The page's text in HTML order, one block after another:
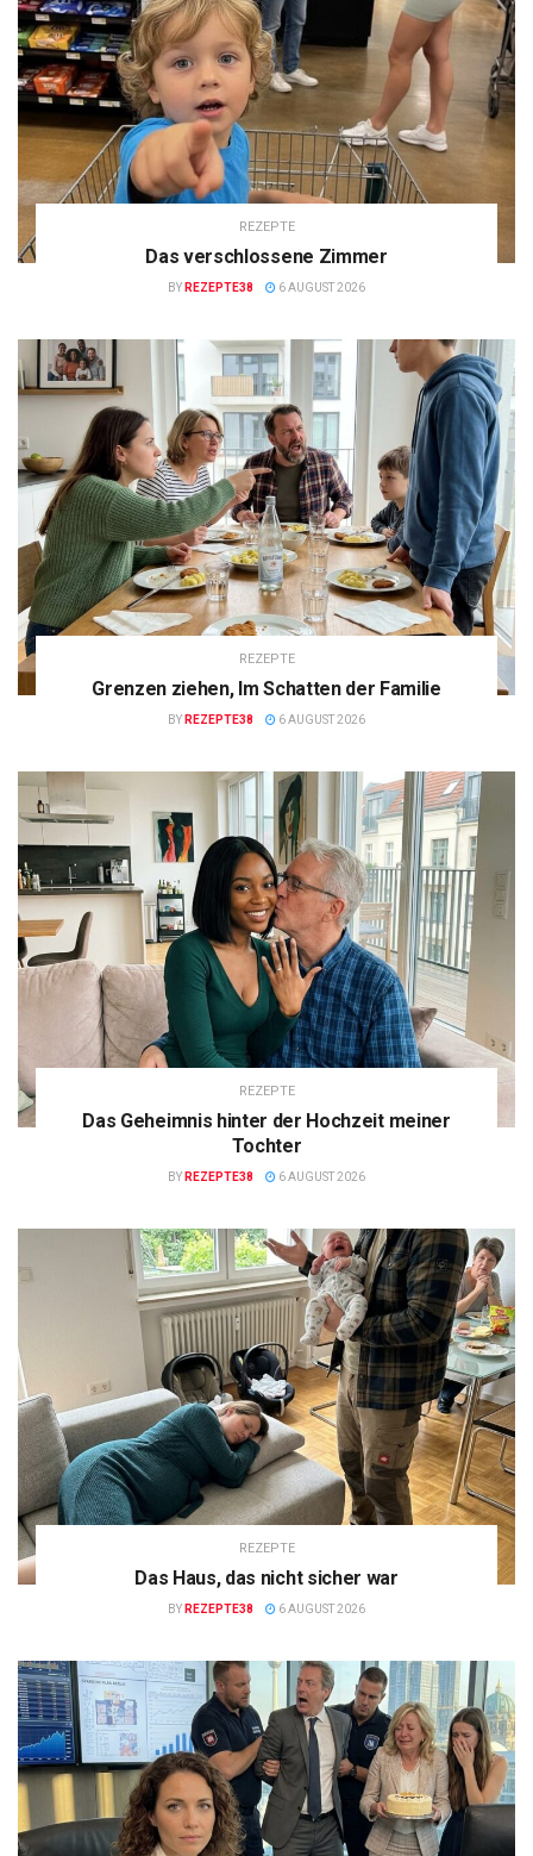
REZEPTE
Das verschlossene Zimmer
BY REZEPTE38 6 AUGUST 2026
REZEPTE
Grenzen ziehen, Im Schatten der Familie
BY REZEPTE38 6 AUGUST 2026
REZEPTE
Das Geheimnis hinter der Hochzeit meiner
Tochter
BY REZEPTE38 6 AUGUST 2026
REZEPTE
Das Haus, das nicht sicher war
BY REZEPTE38 6 AUGUST 2026